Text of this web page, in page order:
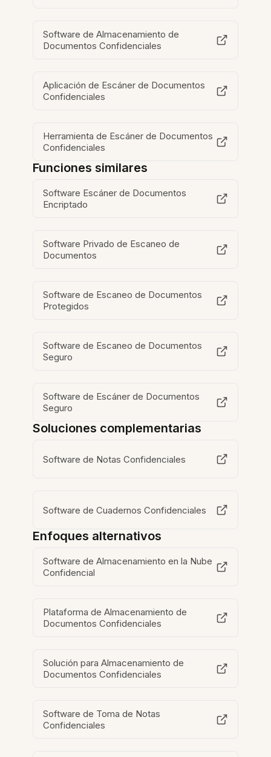
Software de Almacenamiento de
Documentos Confidenciales
Aplicación de Escáner de Documentos
Confidenciales
Herramienta de Escáner de Documentos
Confidenciales
Funciones similares
Software Escáner de Documentos
Encriptado
Software Privado de Escaneo de
Documentos
Software de Escaneo de Documentos
Protegidos
Software de Escaneo de Documentos
Seguro
Software de Escáner de Documentos
Seguro
Soluciones complementarias
Software de Notas Confidenciales
Software de Cuadernos Confidenciales
Enfoques alternativos
Software de Almacenamiento en la Nube
Confidencial
Plataforma de Almacenamiento de
Documentos Confidenciales
Solución para Almacenamiento de
Documentos Confidenciales
Software de Toma de Notas
Confidenciales